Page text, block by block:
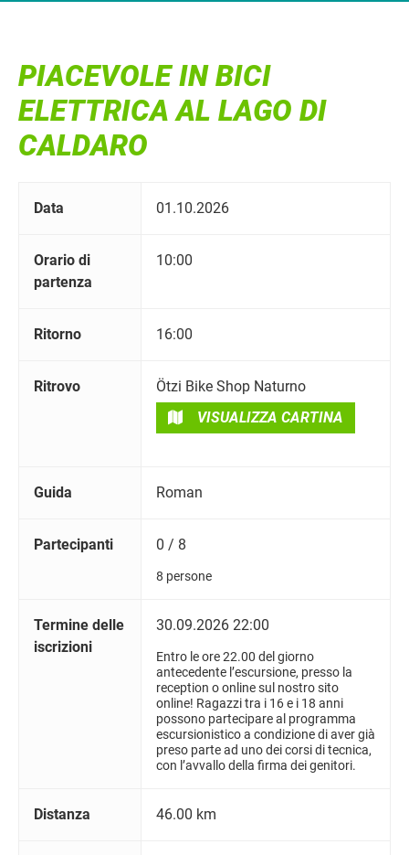
PIACEVOLE IN BICI
ELETTRICA AL LAGO DI
CALDARO
Data 01.10.2026
Orario di
partenza
10:00
Ritorno 16:00
Ritrovo
Ötzi Bike Shop Naturno
VISUALIZZA CARTINA
Guida Roman
Partecipanti 0 / 8
8 persone
Termine delle
iscrizioni
30.09.2026 22:00
Entro le ore 22.00 del giorno
antecedente l’escursione, presso la
reception o online sul nostro sito
online! Ragazzi tra i 16 e i 18 anni
possono partecipare al programma
escursionistico a condizione di aver già
preso parte ad uno dei corsi di tecnica,
con l’avvallo della firma dei genitori.
Distanza 46.00 km